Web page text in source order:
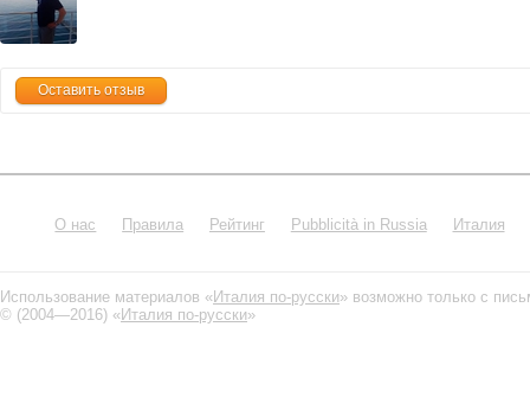
Оставить отзыв
О нас Правила Рейтинг Pubblicità in Russia Италия
Использование материалов «Италия по-русски» возможно только с
© (2004—2016) «Италия по-русски»